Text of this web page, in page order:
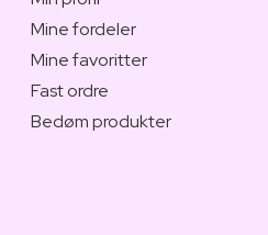
Mine fordeler
Mine favoritter
Fast ordre
Bedøm produkter